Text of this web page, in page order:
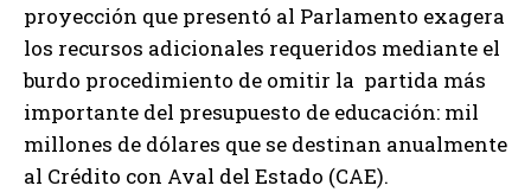
proyección que presentó al Parlamento exagera
los recursos adicionales requeridos mediante el
burdo procedimiento de omitir la partida más
importante del presupuesto de educación: mil
millones de dólares que se destinan anualmente
al Crédito con Aval del Estado (CAE).